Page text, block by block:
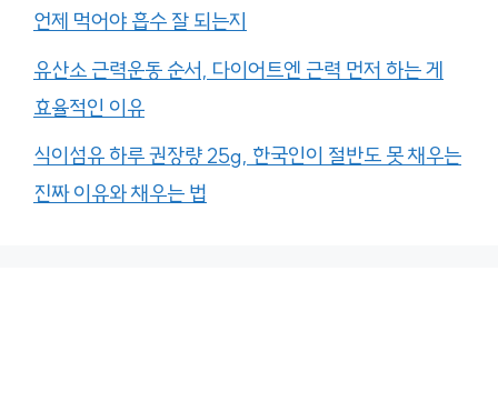
언제 먹어야 흡수 잘 되는지
유산소 근력운동 순서, 다이어트엔 근력 먼저 하는 게
효율적인 이유
식이섬유 하루 권장량 25g, 한국인이 절반도 못 채우는
진짜 이유와 채우는 법